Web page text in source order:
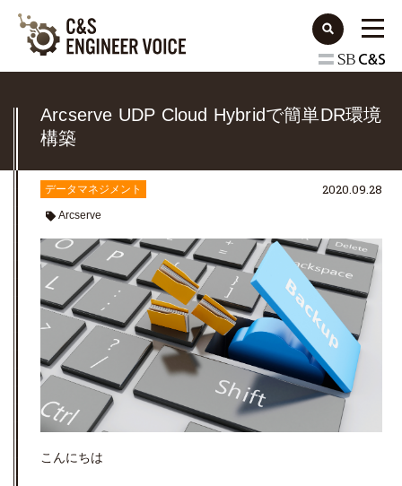
Arcserve UDP Cloud Hybridで簡単DR環境
構築
データマネジメント
Arcserve
2020.09.28
こんにちは